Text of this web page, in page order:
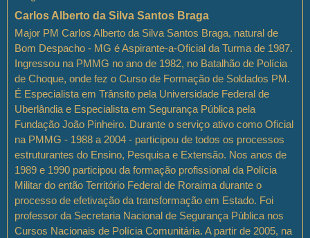
Carlos Alberto da Silva Santos Braga
Major PM Carlos Alberto da Silva Santos Braga, natural de
Bom Despacho - MG é Aspirante-a-Oficial da Turma de 1987.
Ingressou na PMMG no ano de 1982, no Batalhão de Polícia
de Choque, onde fez o Curso de Formação de Soldados PM.
É Especialista em Trânsito pela Universidade Federal de
Uberlândia e Especialista em Segurança Pública pela
Fundação João Pinheiro. Durante o serviço ativo como Oficial
na PMMG - 1988 a 2004 - participou de todos os processos
estruturantes do Ensino, Pesquisa e Extensão. Nos anos de
1989 e 1990 participou da formação profissional da Polícia
Militar do então Território Federal de Roraima durante o
processo de efetivação da transformação em Estado. Foi
professor da Secretaria Nacional de Segurança Pública nos
Cursos Nacionais de Polícia Comunitária. A partir de 2005, na